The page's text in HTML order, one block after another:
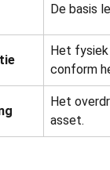
De basis
Het fysiek
conform
Het
asset.